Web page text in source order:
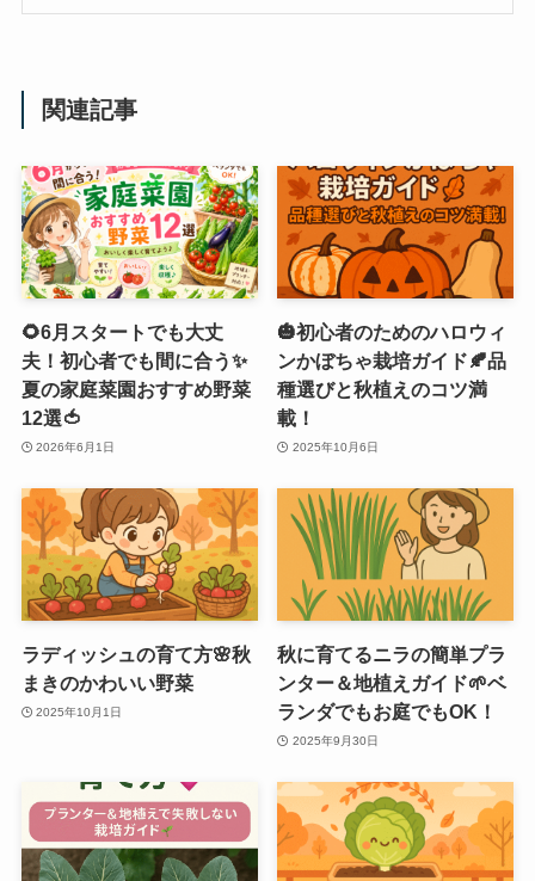
関連記事
🌻6月スタートでも大丈
夫！初心者でも間に合う✨
夏の家庭菜園おすすめ野菜
12選🍅
2026年6月1日
🎃初心者のためのハロウィ
ンかぼちゃ栽培ガイド🍂品
種選びと秋植えのコツ満
載！
2025年10月6日
ラディッシュの育て方🌸秋
まきのかわいい野菜
2025年10月1日
秋に育てるニラの簡単プラ
ンター＆地植えガイド🌱ベ
ランダでもお庭でもOK！
2025年9月30日